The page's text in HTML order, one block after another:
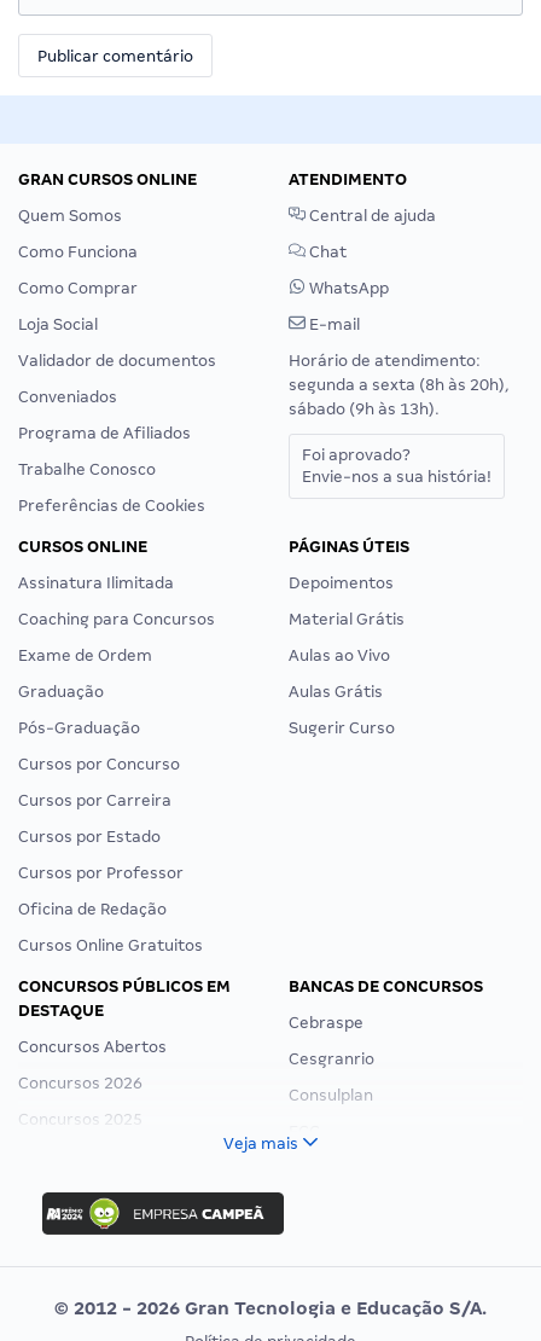
GRAN CURSOS ONLINE
Quem Somos
Como Funciona
Como Comprar
Loja Social
Validador de documentos
Conveniados
Programa de Afiliados
Trabalhe Conosco
Preferências de Cookies
ATENDIMENTO
Central de ajuda
Chat
WhatsApp
E-mail
Horário de atendimento:
segunda a sexta (8h às 20h),
sábado (9h às 13h).
Foi aprovado?
Envie-nos a sua história!
CURSOS ONLINE
Assinatura Ilimitada
Coaching para Concursos
Exame de Ordem
Graduação
Pós-Graduação
Cursos por Concurso
Cursos por Carreira
Cursos por Estado
Cursos por Professor
Oficina de Redação
Cursos Online Gratuitos
PÁGINAS ÚTEIS
Depoimentos
Material Grátis
Aulas ao Vivo
Aulas Grátis
Sugerir Curso
CONCURSOS PÚBLICOS EM
DESTAQUE
Concursos Abertos
Concursos 2026
Concursos 2025
Concurso Nacional Unificado
Concurso Ibama
Concurso MPU
Editais publicados
BANCAS DE CONCURSOS
Cebraspe
Cesgranrio
Consulplan
Vunesp
Veja mais
© 2012 - 2026 Gran Tecnologia e Educação S/A.